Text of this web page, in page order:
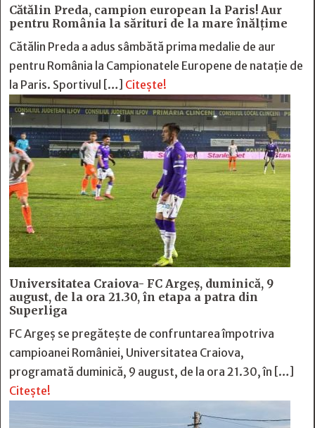
Cătălin Preda, campion european la Paris! Aur
pentru România la sărituri de la mare înălțime
Cătălin Preda a adus sâmbătă prima medalie de aur
pentru România la Campionatele Europene de natație de
la Paris. Sportivul […] Citește!
Universitatea Craiova- FC Argeș, duminică, 9
august, de la ora 21.30, în etapa a patra din
Superliga
FC Argeș se pregătește de confruntarea împotriva
campioanei României, Universitatea Craiova,
programată duminică, 9 august, de la ora 21.30, în […]
Citește!